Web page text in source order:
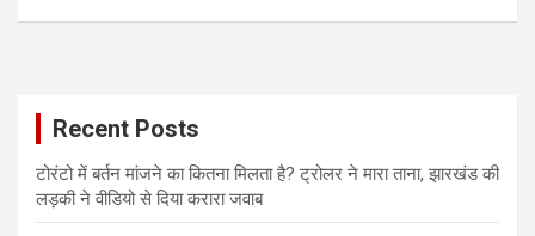
Recent Posts
टोरंटो में बर्तन मांजने का कितना मिलता है? ट्रोलर ने मारा ताना, झारखंड की
लड़की ने वीडियो से दिया करारा जवाब